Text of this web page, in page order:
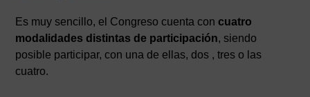
Es muy sencillo, el Congreso cuenta concuatro
modalidades distintas de participación, siendo
posible participar, con una de ellas, dos , tres o las
cuatro.